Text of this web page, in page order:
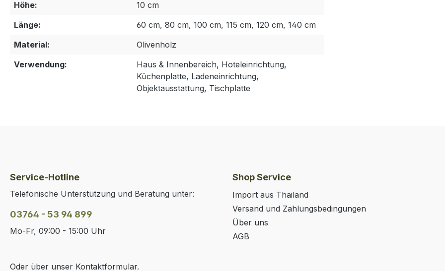
Höhe:
10 cm
Länge:
60 cm, 80 cm, 100 cm, 115 cm, 120 cm, 140 cm
Material:
Olivenholz
Verwendung:
Haus & Innenbereich, Hoteleinrichtung,
Küchenplatte, Ladeneinrichtung,
Objektausstattung, Tischplatte
Service-Hotline
Telefonische Unterstützung und Beratung unter:
03764 - 53 94 899
Mo-Fr, 09:00 - 15:00 Uhr
Oder über unser Kontaktformular.
Shop Service
Import aus Thailand
Versand und Zahlungsbedingungen
Über uns
AGB